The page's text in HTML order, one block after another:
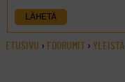
LÄHETÄ
ETUSIVU › FOORUMIT › YLEISTÄ